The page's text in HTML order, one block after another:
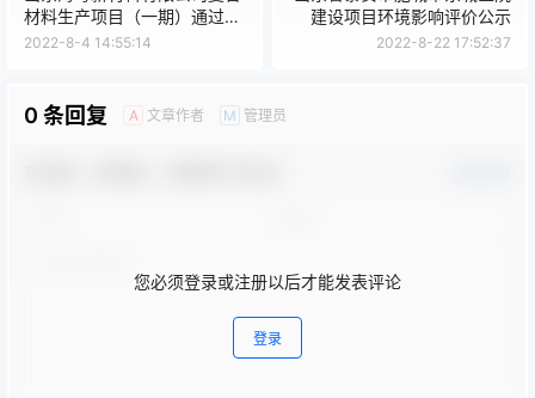
材料生产项目（一期）通过环
境保护验收工作的公示
2022-8-4 14:55:14
建设项目环境影响评价公示
2022-8-22 17:52:37
0 条回复 A 文章作者 M 管理员
您必须登录或注册以后才能发表评论
登录